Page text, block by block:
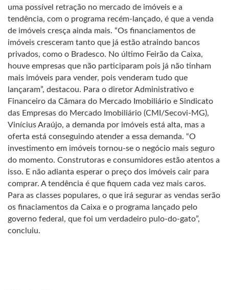
uma possível retração no mercado de imóveis e a
tendência, com o programa recém-lançado, é que a venda
de imóveis cresça ainda mais. “Os financiamentos de
imóveis cresceram tanto que já estão atraindo bancos
privados, como o Bradesco. No último Feirão da Caixa,
houve empresas que não participaram pois já não tinham
mais imóveis para vender, pois venderam tudo que
lançaram”, destacou. Para o diretor Administrativo e
Financeiro da Câmara do Mercado Imobiliário e Sindicato
das Empresas do Mercado Imobiliário (CMI/Secovi-MG),
Vinícius Araújo, a demanda por imóveis está alta, mas a
oferta está conseguindo atender a essa demanda. “O
investimento em imóveis tornou-se o negócio mais seguro
do momento. Construtoras e consumidores estão atentos a
isso. E não adianta esperar o preço dos imóveis cair para
comprar. A tendência é que fiquem cada vez mais caros.
Para as classes populares, o que irá segurar as vendas serão
os finaciamentos da Caixa e o programa lançado pelo
governo federal, que foi um verdadeiro pulo-do-gato”,
concluiu.